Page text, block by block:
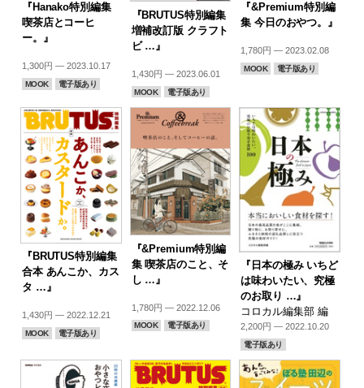
『Hanako特別編集
喫茶店とコーヒ
ー。』
1,300円 — 2023.10.17
MOOK 電子版あり
『BRUTUS特別編集
増補改訂版 クラフト
ビ …』
1,430円 — 2023.06.01
MOOK 電子版あり
『&Premium特別編
集 今日のおやつ。』
1,780円 — 2023.02.08
MOOK 電子版あり
『BRUTUS特別編集
合本 あんこか、カス
タ …』
1,430円 — 2022.12.21
MOOK 電子版あり
『&Premium特別編
集 喫茶店のこと、そ
し …』
1,780円 — 2022.12.06
MOOK 電子版あり
『日本の極み いちど
は味わいたい、究極
のお取り …』
コロカル編集部 編
2,200円 — 2022.10.20
電子版あり